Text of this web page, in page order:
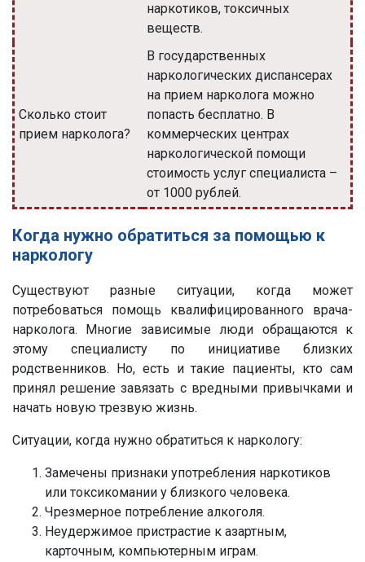
наркотиков, токсичных
веществ.
Сколько стоит
прием нарколога?
В государственных
наркологических диспансерах
на прием нарколога можно
попасть бесплатно. В
коммерческих центрах
наркологической помощи
стоимость услуг специалиста –
от 1000 рублей.
Когда нужно обратиться за помощью к
наркологу
Существуют разные ситуации, когда может
потребоваться помощь квалифицированного врача-
нарколога. Многие зависимые люди обращаются к
этому специалисту по инициативе близких
родственников. Но, есть и такие пациенты, кто сам
принял решение завязать с вредными привычками и
начать новую трезвую жизнь.
Ситуации, когда нужно обратиться к наркологу:
Замечены признаки употребления наркотиков
или токсикомании у близкого человека.
Чрезмерное потребление алкоголя.
Неудержимое пристрастие к азартным,
карточным, компьютерным играм.